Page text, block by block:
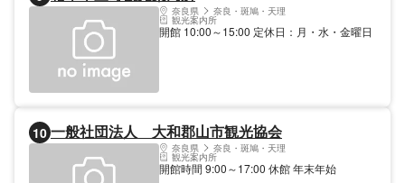
奈良県 奈良・斑鳩・天理
観光案内所
開館 10:00～15:00 定休日：月・水・金曜日
10 一般社団法人 大和郡山市観光協会
奈良県 奈良・斑鳩・天理
観光案内所
開館時間 9:00～17:00 休館 年末年始